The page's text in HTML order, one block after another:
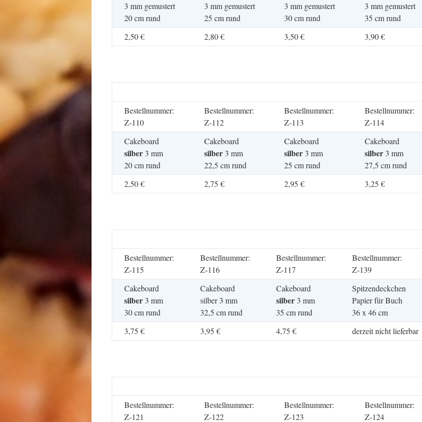
3 mm gemustert
20 cm rund
3 mm gemustert
25 cm rund
3 mm gemustert
30 cm rund
3 mm gemustert
35 cm rund
2,50 €
2,80 € 3,50 € 3,90 €
Bestellnummer:
Z-110
Bestellnummer:
Z-112
Bestellnummer:
Z-113
Bestellnummer:
Z-114
Cakeboard
silber 3 mm
20 cm rund
Cakeboard
silber 3 mm
22,5 cm rund
Cakeboard
silber 3 mm
25 cm rund
Cakeboard
silber 3 mm
27,5 cm rund
2,50 €
2,75 € 2,95 € 3,25 €
Bestellnummer:
Z-115
Bestellnummer:
Z-116
Bestellnummer:
Z-117
Bestellnummer:
Z-139
Cakeboard
silber 3 mm
30 cm rund
Cakeboard
silber 3 mm
32,5 cm rund
Cakeboard
silber 3 mm
35 cm rund
Spitzendeckchen
Papier für Buch
36 x 46 cm
3,75 €
3,95 € 4,75 € derzeit nicht lieferbar
Bestellnummer:
Z-121
Bestellnummer:
Z-122
Bestellnummer:
Z-123
Bestellnummer:
Z-124